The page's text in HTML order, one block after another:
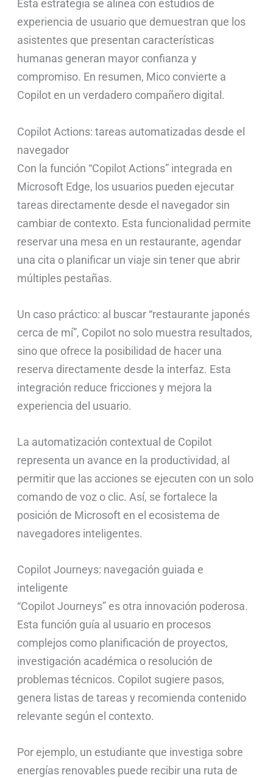
Esta estrategia se alinea con estudios de
experiencia de usuario que demuestran que los
asistentes que presentan características
humanas generan mayor confianza y
compromiso. En resumen, Mico convierte a
Copilot en un verdadero compañero digital.
Copilot Actions: tareas automatizadas desde el
navegador
Con la función “Copilot Actions” integrada en
Microsoft Edge, los usuarios pueden ejecutar
tareas directamente desde el navegador sin
cambiar de contexto. Esta funcionalidad permite
reservar una mesa en un restaurante, agendar
una cita o planificar un viaje sin tener que abrir
múltiples pestañas.
Un caso práctico: al buscar “restaurante japonés
cerca de mí”, Copilot no solo muestra resultados,
sino que ofrece la posibilidad de hacer una
reserva directamente desde la interfaz. Esta
integración reduce fricciones y mejora la
experiencia del usuario.
La automatización contextual de Copilot
representa un avance en la productividad, al
permitir que las acciones se ejecuten con un solo
comando de voz o clic. Así, se fortalece la
posición de Microsoft en el ecosistema de
navegadores inteligentes.
Copilot Journeys: navegación guiada e
inteligente
“Copilot Journeys” es otra innovación poderosa.
Esta función guía al usuario en procesos
complejos como planificación de proyectos,
investigación académica o resolución de
problemas técnicos. Copilot sugiere pasos,
genera listas de tareas y recomienda contenido
relevante según el contexto.
Por ejemplo, un estudiante que investiga sobre
energías renovables puede recibir una ruta de